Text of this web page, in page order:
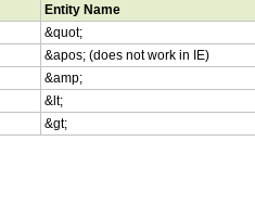
Entity Name
&quot;
&apos; (does not work in IE)
&amp;
&lt;
&gt;